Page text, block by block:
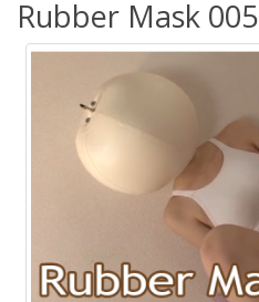
Rubber Mask 005